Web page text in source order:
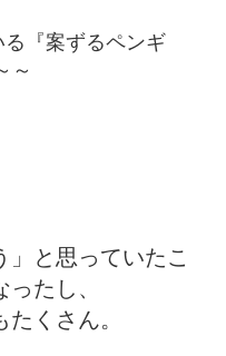
『案ずるペンギ
～
」と思っていたこ
たし、
くさん。